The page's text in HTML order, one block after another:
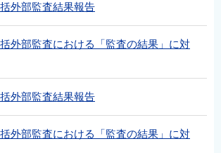
外部監査結果報告
外部監査における「監査の結果」に対
外部監査結果報告
外部監査における「監査の結果」に対